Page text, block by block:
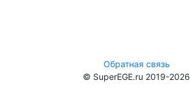
Обратная связь
© SuperEGE.ru 2019-2026